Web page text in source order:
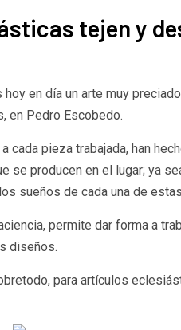
tejen y
en día un arte muy
en Pedro Escobedo.
pieza trabajada, han
se producen en el lugar; ya
sueños de cada una de
permite dar forma a
diseños.
para artículos